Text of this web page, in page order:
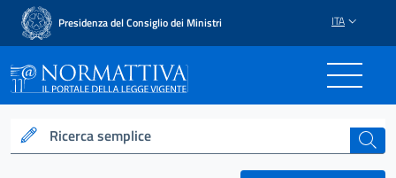
Presidenza del Consiglio dei Ministri ITA
Normattiva - Il portale
Ricerca semplice cerca